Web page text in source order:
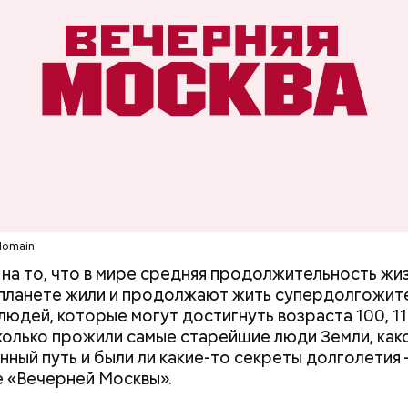
то, что в мире средняя продолжительность
жили и продолжают жить
которые могут достигнуть возраста 100,
прожили самые старейшие люди Земли,
путь и были ли какие-то секреты
«Вечерней Москвы».
Ли Харви Освальда